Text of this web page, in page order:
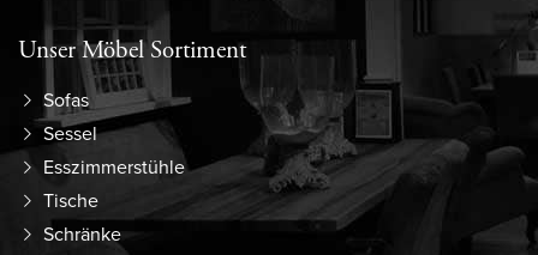
Unser Möbel Sortiment
Sofas
Sessel
Esszimmerstühle
Tische
Schränke